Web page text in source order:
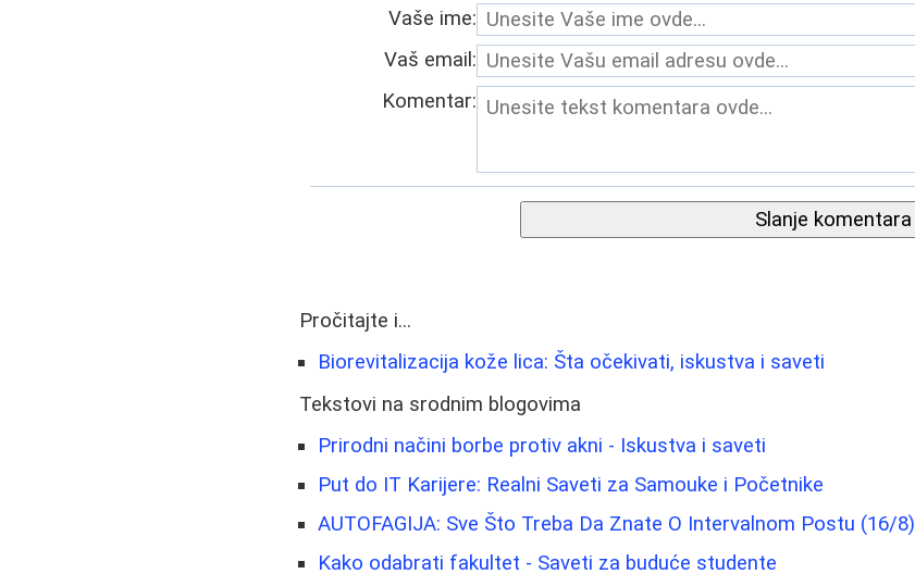
Vaše ime:
Vaš email:
Komentar:
Slanje komentara
Pročitajte i...
Biorevitalizacija kože lica: Šta očekivati, iskustva i saveti
Tekstovi na srodnim blogovima
Prirodni načini borbe protiv akni - Iskustva i saveti
Put do IT Karijere: Realni Saveti za Samouke i Početnike
AUTOFAGIJA: Sve Što Treba Da Znate O Intervalnom Postu (16/8)
Kako odabrati fakultet - Saveti za buduće studente